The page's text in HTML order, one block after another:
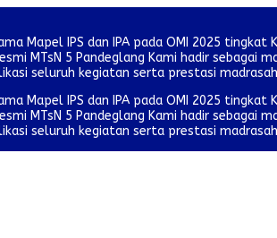
Mapel IPS dan IPA pada OMI 2025 tingkat
MTsN 5 Pandeglang Kami hadir sebagai
seluruh kegiatan serta prestasi
Mapel IPS dan IPA pada OMI 2025 tingkat
MTsN 5 Pandeglang Kami hadir sebagai
seluruh kegiatan serta prestasi